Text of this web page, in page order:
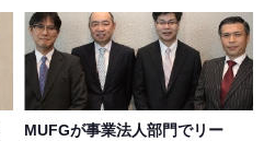
MUFGが事業法人部門でリー